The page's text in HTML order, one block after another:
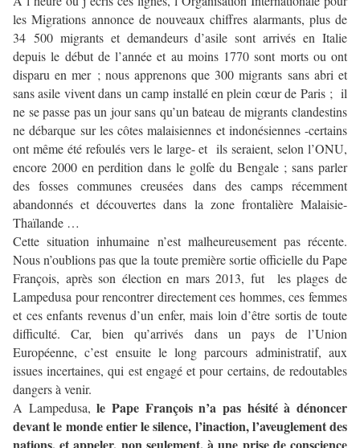
les Migrations annonce de nouveaux chiffres alarmants, plus de
34 500 migrants et demandeurs d’asile sont arrivés en Italie
depuis le début de l’année et au moins 1770 sont morts ou ont
disparu en mer ; nous apprenons que 300 migrants sans abri et
sans asile vivent dans un camp installé en plein cœur de Paris ; il
ne se passe pas un jour sans qu’un bateau de migrants clandestins
ne débarque sur les côtes malaisiennes et indonésiennes -certains
ont même été refoulés vers le large- et ils seraient, selon l’ONU,
encore 2000 en perdition dans le golfe du Bengale ; sans parler
des fosses communes creusées dans des camps récemment
abandonnés et découvertes dans la zone frontalière Malaisie-
Thaïlande …
Cette situation inhumaine n’est malheureusement pas récente.
Nous n’oublions pas que la toute première sortie officielle du Pape
François, après son élection en mars 2013, fut les plages de
Lampedusa pour rencontrer directement ces hommes, ces femmes
et ces enfants revenus d’un enfer, mais loin d’être sortis de toute
difficulté. Car, bien qu’arrivés dans un pays de l’Union
Européenne, c’est ensuite le long parcours administratif, aux
issues incertaines, qui est engagé et pour certains, de redoutables
dangers à venir.
A Lampedusa,le Pape François n’a pas hésité à dénoncer
devant le monde entier le silence, l’inaction, l’aveuglement des